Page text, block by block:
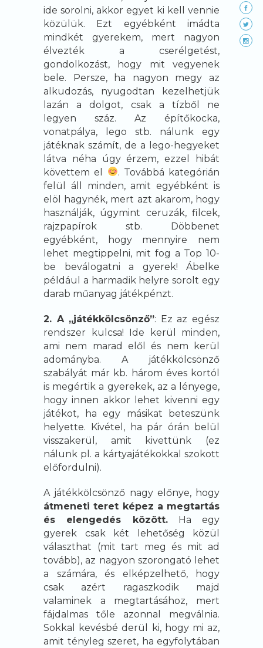
ide sorolni, akkor egyet ki kell vennie
közülük. Ezt egyébként imádta
mindkét gyerekem, mert nagyon
élvezték a cserélgetést,
gondolkozást, hogy mit vegyenek
bele. Persze, ha nagyon megy az
alkudozás, nyugodtan kezelhetjük
lazán a dolgot, csak a tízből ne
legyen száz. Az építőkocka,
vonatpálya, lego stb. nálunk egy
játéknak számít, de a lego-hegyeket
látva néha úgy érzem, ezzel hibát
követtem el
. Továbbá kategórián
felül áll minden, amit egyébként is
elöl hagynék, mert azt akarom, hogy
használják, úgymint ceruzák, filcek,
rajzpapírok stb. Döbbenet
egyébként, hogy mennyire nem
lehet megtippelni, mit fog a Top 10-
be beválogatni a gyerek! Ábelke
például a harmadik helyre sorolt egy
darab műanyag játékpénzt.
2. A „játékkölcsönző”: Ez az egész
rendszer kulcsa! Ide kerül minden,
ami nem marad elől és nem kerül
adományba. A játékkölcsönző
szabályát már kb. három éves kortól
is megértik a gyerekek, az a lényege,
hogy innen akkor lehet kivenni egy
játékot, ha egy másikat beteszünk
helyette. Kivétel, ha pár órán belül
visszakerül, amit kivettünk (ez
nálunk pl. a kártyajátékokkal szokott
előfordulni).
A játékkölcsönző nagy előnye, hogy
átmeneti teret képez a megtartás
és elengedés között.Ha egy
gyerek csak két lehetőség közül
választhat (mit tart meg és mit ad
tovább), az nagyon szorongató lehet
a számára, és elképzelhető, hogy
csak azért ragaszkodik majd
valaminek a megtartásához, mert
fájdalmas tőle azonnal megválnia.
Sokkal kevésbé derül ki, hogy mi az,
amit tényleg szeret, ha egyfolytában